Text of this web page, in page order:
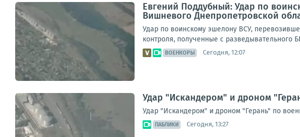
Евгений Поддубный: Удар по
Вишневого Днепропетровской
Удар по воинскому эшелону ВСУ,
контроля, полученные с разведывательного
ВОЕНКОРЫ Сегодня, 12:07
Удар "Искандером" и дроном
Удар "Искандером" и дроном "Герань" по
ПАБЛИКИ Сегодня, 13:27